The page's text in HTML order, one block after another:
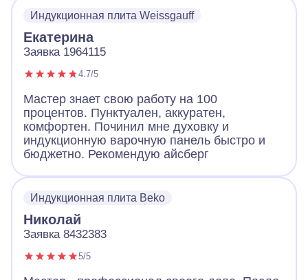
Индукционная плита Weissgauff
Екатерина
Заявка 1964115
4.7/5
Мастер знает свою работу на 100
процентов. Пунктуален, аккуратен,
комфортен. Починил мне духовку и
индукционную варочную панель быстро и
бюджетно. Рекомендую айсберг
Индукционная плита Beko
Николай
Заявка 8432383
5/5